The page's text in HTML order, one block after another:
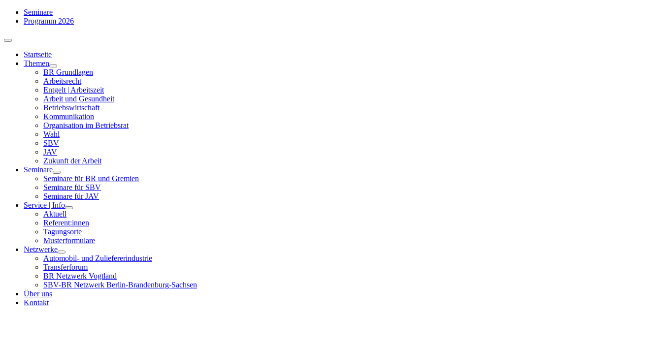
Zum
Inhalt
Seminare
Programm 2026
Toggle
NavigationStartseite
Themen
BR Grundlagen
Arbeits­recht
Entgelt | Arbeitszeit
Arbeit und Gesundheit
Betriebswirtschaft
Kommuni­kation
Organisation im Betriebsrat
Wahl
SBV
JAV
Zukunft der Arbeit
Seminare
Seminare für BR und Gremien
Seminare für SBV
Seminare für JAV
Service | Info
Aktuell
Referent:innen
Tagungsorte
Musterformulare
Netzwerke
Automobil- und Zuliefererindustrie
Transferforum
BR Netzwerk Vogtland
SBV-BR Netzwerk Berlin-Brandenburg-Sachsen
Über uns
Kontakt